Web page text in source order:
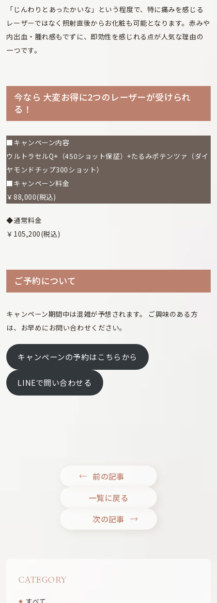
「じんわりとあったかいな」という程度で、特に痛みを感じる
レーザーではなく照射直後からお化粧も可能となります。赤みや
内出血・腫れ感もでずに、即効性を感じれる点が人気な理由の
一つです。
今なら 大変お得に2つのレーザーが受けられ
る！
■キャンペーン内容
ウルトラセルQ+（450ショット保証）+たるみポテンツァ（ダイ
ヤモンドチップ300ショット）
■キャンペーン料金
￥88,000(税込)
◆通常料金
￥105,200(税込)
ご予約について
キャンペーン期間中は混雑が予想されます。 ご興味のある方
は、お早めにお問い合わせください。
キャンペーンの予約はこちらから
LINEで問い合わせる
前の記事
一覧に戻る
次の記事
CATEGORY
すべて